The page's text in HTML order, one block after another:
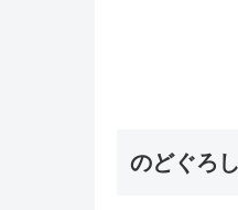
のどぐろ